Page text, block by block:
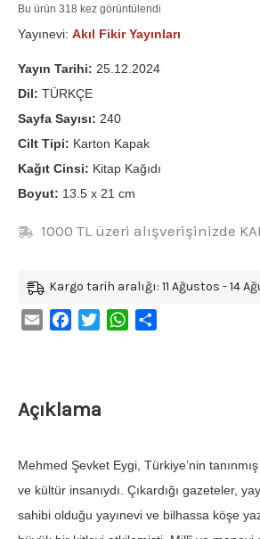
Bu ürün 318 kez görüntülendi
Yayınevi: Akıl Fikir Yayınları
Yayın Tarihi: 25.12.2024
Dil: TÜRKÇE
Sayfa Sayısı: 240
Cilt Tipi: Karton Kapak
Kağıt Cinsi: Kitap Kağıdı
Boyut: 13.5 x 21 cm
1000 TL üzeri alışverişinizde
Kargo tarih aralığı: 11 Ağustos - 14
Email FacebookTwitterWhatsApp
Açıklama
Mehmed Şevket Eygi, Türkiye’nin
ve kültür insanıydı. Çıkardığı gazeteler,
sahibi olduğu yayınevi ve bilhassa köşe